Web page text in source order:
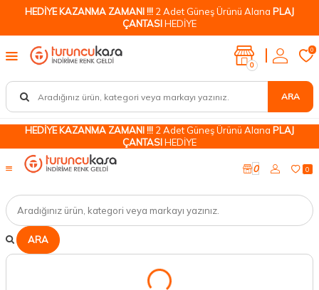
HEDİYE KAZANMA ZAMANI !!! 2 Adet Güneş Ürünü Alana PLAJ
ÇANTASIHEDİYE
ARA
0
0
HEDİYE KAZANMA ZAMANI !!! 2 Adet Güneş Ürünü Alana PLAJ
ÇANTASIHEDİYE
ARA
0 0